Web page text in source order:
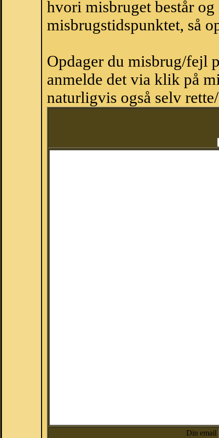
hvori misbruget består
misbrugstidspunktet, så
Opdager du misbrug/fejl
anmelde det via klik på
naturligvis også selv
Din email